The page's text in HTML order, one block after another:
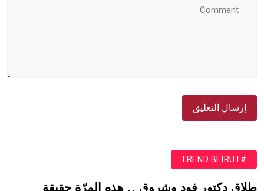
#TREND BEIRUT